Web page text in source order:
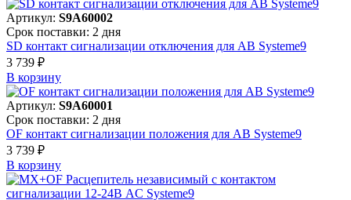
Артикул: S9A60002
Срок поставки: 2 дня
SD контакт сигнализации отключения для АВ Systeme9
3 739 ₽
В корзинy
Артикул: S9A60001
Срок поставки: 2 дня
OF контакт сигнализации положения для АВ Systeme9
3 739 ₽
В корзинy